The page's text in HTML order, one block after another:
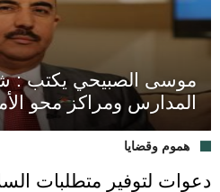
موسى الصبيحي يكتب :
المدارس ومراكز محو
هموم وقضايا
دعوات لتوفير متطلبات